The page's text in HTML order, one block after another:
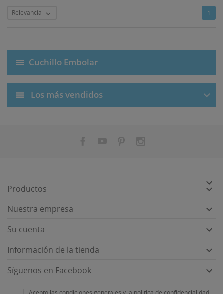
Cuchillo Embolar
Los más vendidos
Relevancia  1

Productos 
Nuestra empresa 
Su cuenta 
Información de la tienda 
Síguenos en Facebook 
Acepto las condiciones generales y la política de confidencialidad